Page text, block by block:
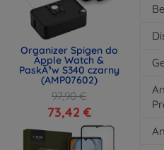
Organizer Spigen do
Apple Watch &
PaskÃ³w S340 czarny
(AMP07602)
97,90 €
73,42 €